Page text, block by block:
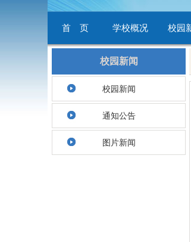
首 页 学校概况 校园
校园新闻
校园新闻
通知公告
图片新闻